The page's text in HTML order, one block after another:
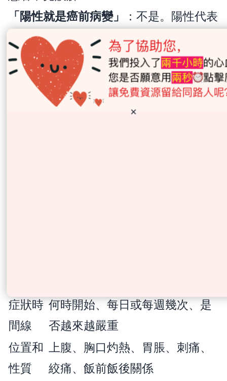
「陽性就是癌前病變」
：不是。陽性代表
有感染，需要醫生判斷治療和覆驗。
「食幾日抗生素好轉就可以停」：不應自
行停藥，否則可能根除失敗或增加抗藥性
問題。
症狀時
間線
何時開始、每日或每週幾次、是
否越來越嚴重
位置和
性質
上腹、胸口灼熱、胃脹、刺痛、
絞痛、飯前飯後關係
×